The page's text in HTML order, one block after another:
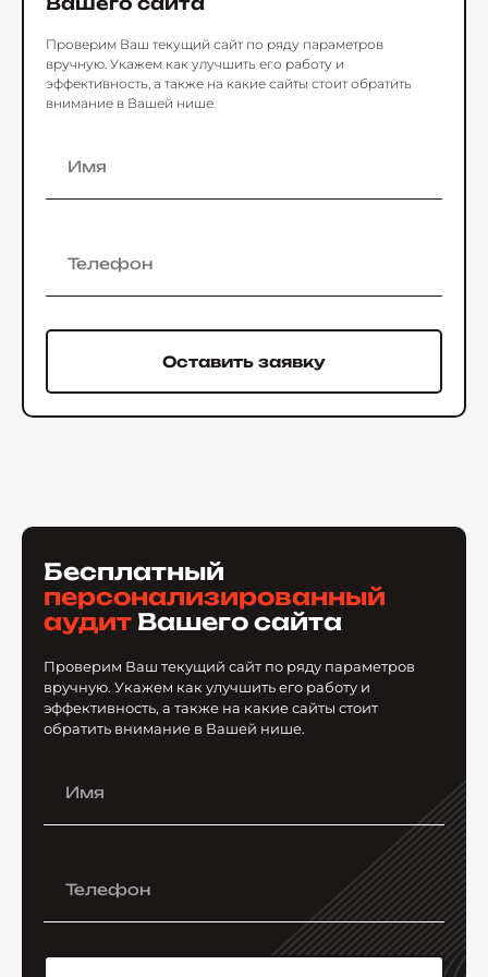
Проверим Ваш текущий сайт по ряду параметров
вручную. Укажем как улучшить его работу и
эффективность, а также на какие сайты стоит обратить
внимание в Вашей нише.
Оставить заявку
Бесплатный
персонализированный
аудит Вашего сайта
Проверим Ваш текущий сайт по ряду параметров
вручную. Укажем как улучшить его работу и
эффективность, а также на какие сайты стоит
обратить внимание в Вашей нише.